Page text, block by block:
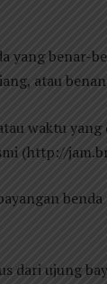
yang benar-
atau
waktu
(http://
dari ujung